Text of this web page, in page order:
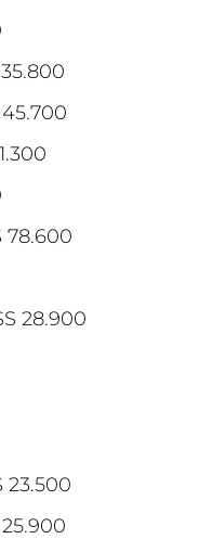
78.600
28.900
23.500